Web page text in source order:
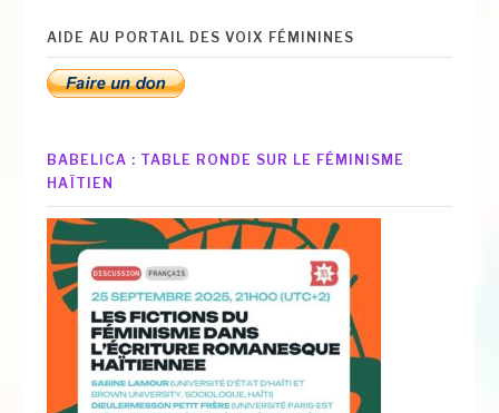
AIDE AU PORTAIL DES VOIX FÉMININES
BABELICA : TABLE RONDE SUR LE FÉMINISME
HAÏTIEN